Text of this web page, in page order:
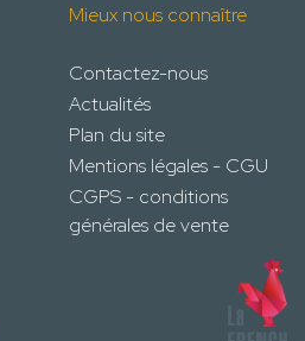
Mieux nous connaître
Contactez-nous
Actualités
Plan du site
Mentions légales - CGU
CGPS - conditions
générales de vente